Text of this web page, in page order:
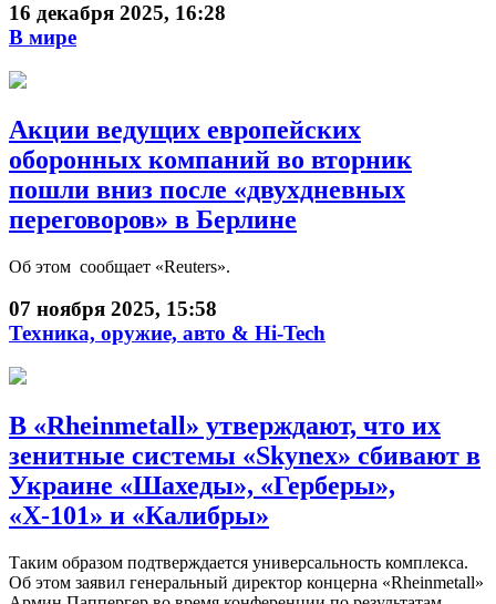
16 декабря 2025, 16:28
В мире
Акции ведущих европейских
оборонных компаний во вторник
пошли вниз после «двухдневных
переговоров» в Берлине
Об этом сообщает «Reuters».
07 ноября 2025, 15:58
Техника, оружие, авто & Hi-Tech
В «Rheinmetall» утверждают, что их
зенитные системы «Skynex» сбивают в
Украине «Шахеды», «Герберы»,
«Х-101» и «Калибры»
Таким образом подтверждается универсальность комплекса.
Об этом заявил генеральный директор концерна «Rheinmetall»